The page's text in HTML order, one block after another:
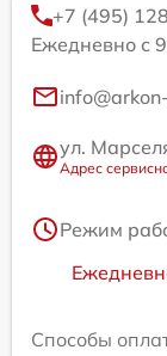
+7 (495)
Ежедневно с
ул.
Адрес
Режим
Способы